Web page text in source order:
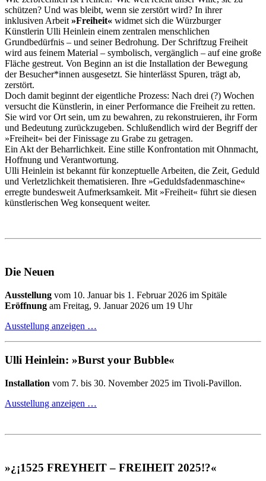
schützen? Und was bleibt, wenn sie zerstört wird? In ihrer
inklusiven Arbeit »Freiheit« widmet sich die Würzburger
Künstlerin Ulli Heinlein einem zentralen menschlichen
Grundbedürfnis – und seiner Bedrohung. Der Schriftzug Freiheit
wird aus feinem Material – symbolisch, vergänglich – auf eine große
Fläche gestreut. Von Beginn an ist die Installation der Bewegung
der Besucher*innen ausgesetzt. Sie hinterlässt Spuren, trägt ab,
zerstört.
Doch damit beginnt der eigentliche Prozess: Nach drei (?) Wochen
versucht die Künstlerin, in einer Performance die Freiheit zu retten.
Sie wird vor Ort sein, um zu bewahren, zu rekonstruieren, ihr Form
und Bedeutung zurückzugeben. Schlußendlich wird der Begriff der
»Freiheit« bei der Finissage zu Grabe zu getragen.
Ein Akt der Beharrlichkeit. Eine stille Konfrontation mit Ohnmacht,
Hoffnung und Verantwortung.
Ulli Heinlein ist bekannt für konzeptuelle Arbeiten, die Zeit, Geduld
und Verletzlichkeit thematisieren. Ihre »Geduldsfadenmaschine«
erregte bundesweit Aufmerksamkeit. Mit »Freiheit« führt sie diesen
künstlerischen Weg konsequent weiter.
Die Neuen
Ausstellung vom 10. Januar bis 1. Februar 2026 im Spitäle
Eröffnung am Freitag, 9. Januar 2026 um 19 Uhr
Ausstellung anzeigen …
Ulli Heinlein: »Burst your Bubble«
Installation vom 7. bis 30. November 2025 im Tivoli-Pavillon.
Ausstellung anzeigen …
»¿¡1525 FREYHEIT – FREIHEIT 2025!?«